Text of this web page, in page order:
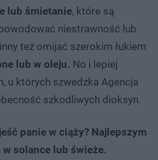
lub śmietanie, które są
niestrawność lub
też omijać szerokim łukiem
lub w oleju. No i lepiej
u których szwedzka Agencja
szkodliwych dioksyn.
panie w ciąży? Najlepszym
solance lub świeże.